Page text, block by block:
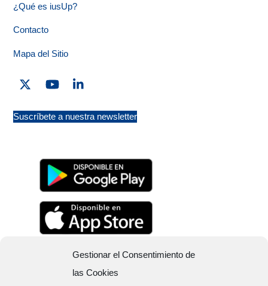
Gestionar el Consentimiento de
las Cookies
¿Qué es iusUp?
Contacto
Mapa del Sitio
YouTube
Suscríbete a nuestra newsletter